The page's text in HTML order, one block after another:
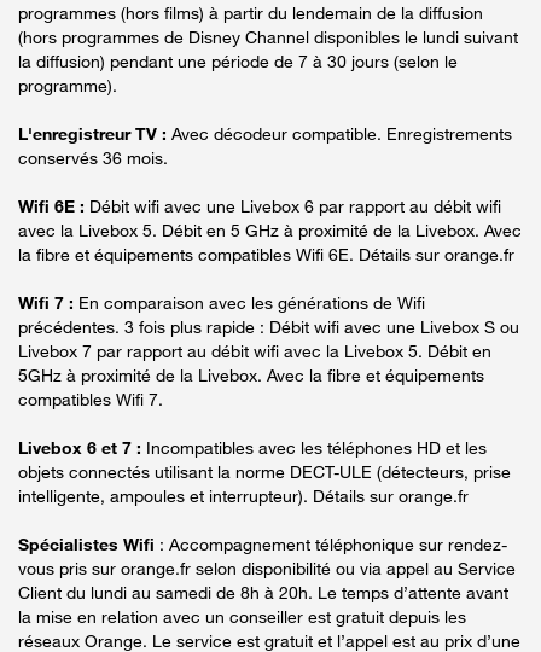
programmes (hors films) à partir du lendemain de la diffusion
(hors programmes de Disney Channel disponibles le lundi suivant
la diffusion) pendant une période de 7 à 30 jours (selon le
programme).
L'enregistreur TV : Avec décodeur compatible. Enregistrements
conservés 36 mois.
Wifi 6E : Débit wifi avec une Livebox 6 par rapport au débit wifi
avec la Livebox 5. Débit en 5 GHz à proximité de la Livebox. Avec
la fibre et équipements compatibles Wifi 6E. Détails sur orange.fr
Wifi 7 : En comparaison avec les générations de Wifi
précédentes. 3 fois plus rapide : Débit wifi avec une Livebox S ou
Livebox 7 par rapport au débit wifi avec la Livebox 5. Débit en
5GHz à proximité de la Livebox. Avec la fibre et équipements
compatibles Wifi 7.
Livebox 6 et 7 : Incompatibles avec les téléphones HD et les
objets connectés utilisant la norme DECT-ULE (détecteurs, prise
intelligente, ampoules et interrupteur). Détails sur orange.fr
Spécialistes Wifi : Accompagnement téléphonique sur rendez-
vous pris sur orange.fr selon disponibilité ou via appel au Service
Client du lundi au samedi de 8h à 20h. Le temps d’attente avant
la mise en relation avec un conseiller est gratuit depuis les
réseaux Orange. Le service est gratuit et l’appel est au prix d’une